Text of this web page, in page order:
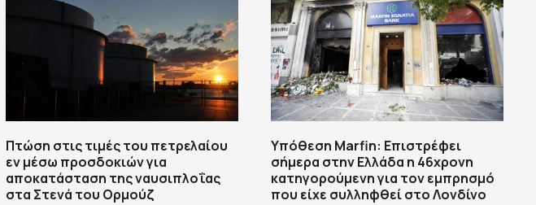
Πτώση στις τιμές του πετρελαίου
εν μέσω προσδοκιών για
αποκατάσταση της ναυσιπλοΐας
στα Στενά του Ορμούζ
Υπόθεση Marfin: Επιστρέφει
σήμερα στην Ελλάδα η 46χρονη
κατηγορούμενη για τον εμπρησμό
που είχε συλληφθεί στο Λονδίνο